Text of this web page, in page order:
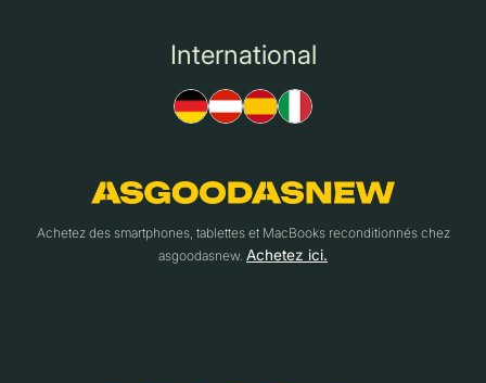
International
Achetez des smartphones, tablettes et MacBooks reconditionnés chez
asgoodasnew. Achetez ici.